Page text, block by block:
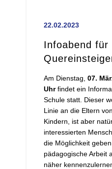
22.02.2023
Infoabend für
Am Dienstag, 07.
Uhrfindet ein
Schule statt. Dieser
Linie an die Eltern
Kindern, ist aber
interessierten
die Möglichkeit
pädagogische Arbeit
näher